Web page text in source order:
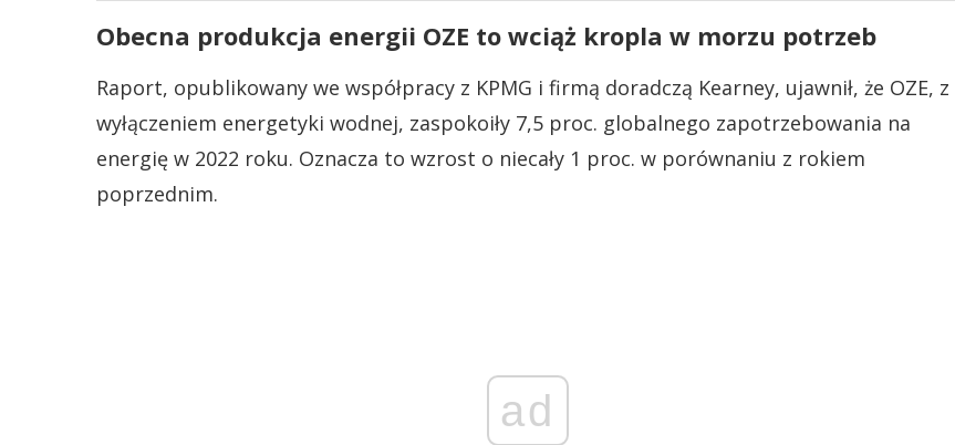
Obecna produkcja energii OZE to wciąż kropla w morzu potrzeb
Raport, opublikowany we współpracy z KPMG i firmą doradczą Kearney, ujawnił, że OZE, z
wyłączeniem energetyki wodnej, zaspokoiły 7,5 proc. globalnego zapotrzebowania na
energię w 2022 roku. Oznacza to wzrost o niecały 1 proc. w porównaniu z rokiem
poprzednim.
ad